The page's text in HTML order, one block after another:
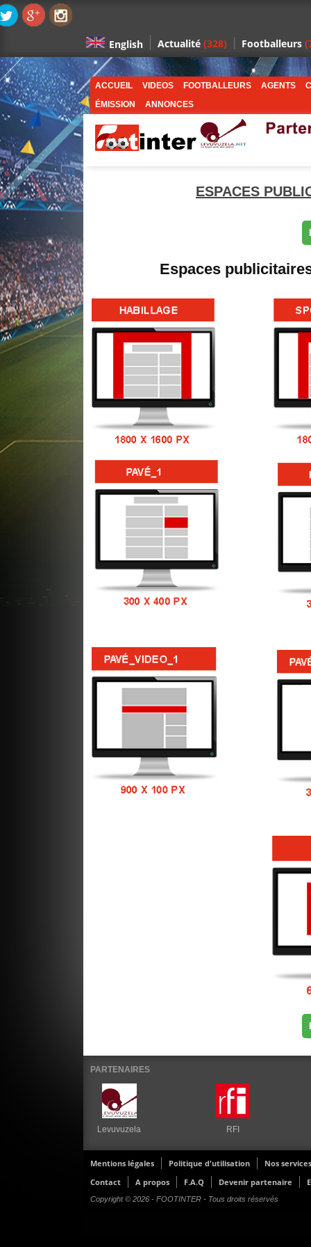
English Actualité (328) Footballeurs
ACCUEIL VIDEOS FOOTBALLEURS AGENTS
ÉMISSION
ANNONCES
ESPACES
Espaces
PARTENAIRES
Levuvuzela RFI
Mentions légales Politique d'utilisation
Nos services
Contact
A propos F.A.Q Devenir partenaire
Copyright © 2026 - FOOTINTER - Tous droits réservés